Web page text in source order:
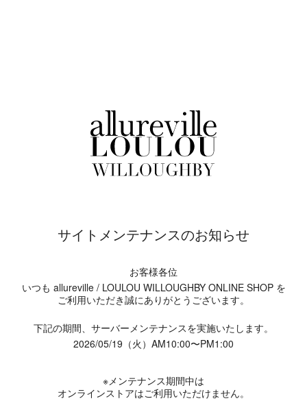
サイトメンテナンスのお知らせ
お客様各位
いつも allureville / LOULOU WILLOUGHBY ONLINE SHOP を
ご利用いただき誠にありがとうございます。
下記の期間、サーバーメンテナンスを実施いたします。
2026/05/19（火）AM10:00〜PM1:00
※メンテナンス期間中は
オンラインストアはご利用いただけません。